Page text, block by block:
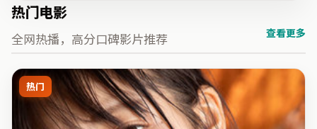
热门电影
全网热播，高分口碑影片推荐 查看更多
热门